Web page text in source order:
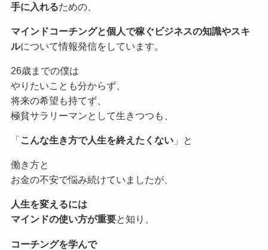
手に入れるための、
マインドコーチングと個人で稼ぐビジネスの知識やスキ
ルについて情報発信をしています。
26歳までの僕は
やりたいことも分からず、
将来の希望も持てず、
極貧サラリーマンとして生きつつも、
「こんな生き方で人生を終えたくない」と
働き方と
お金の不安で悩み続けていましたが、
人生を変えるには
マインドの使い方が重要と知り、
コーチングを学んで